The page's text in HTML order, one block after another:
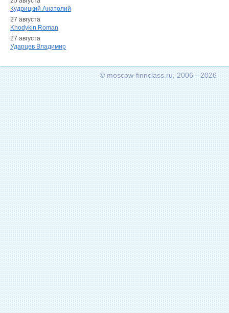
Кудрицкий Анатолий
27 августа
Khodykin Roman
27 августа
Ударцев Владимир
© moscow-finnclass.ru, 2006—2026